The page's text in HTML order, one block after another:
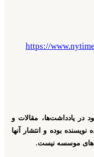
https://
یادداشت‌ها، مقالات و
بوده و انتشار آنها
موسسه نیست.